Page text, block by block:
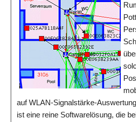
auf WLAN-Signalstärke-
ist eine reine Softwarelösung, die